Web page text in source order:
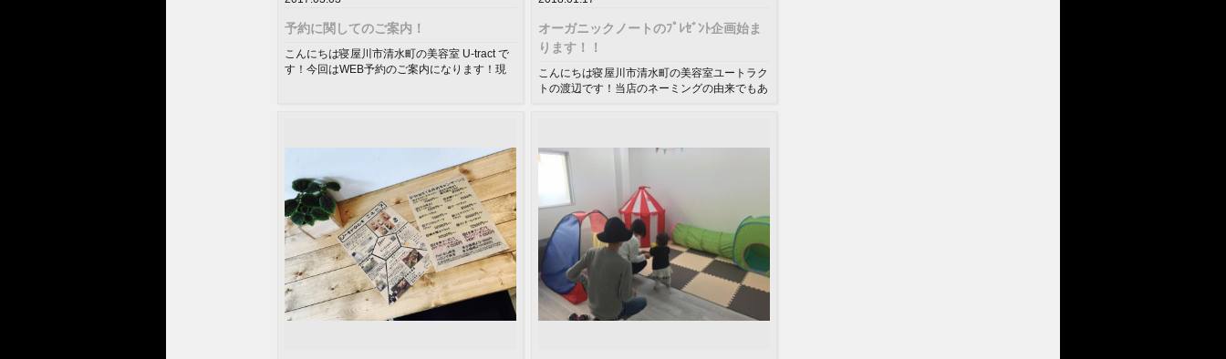
予約に関してのご案内！
こんにちは寝屋川市清水町の美容室 U-tract で
す！今回はWEB予約のご案内になります！現
オーガニックノートのﾌﾟﾚｾﾞﾝﾄ企画始ま
ります！！
こんにちは寝屋川市清水町の美容室ユートラク
トの渡辺です！当店のネーミングの由来でもあ